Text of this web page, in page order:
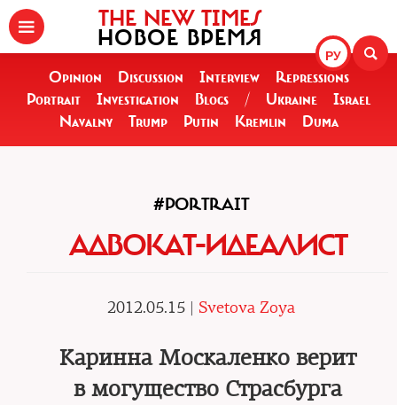
РУ
THE NEW TIMES
НОВОЕ ВРЕМЯ
Opinion Discussion Interview
Repressions
Portrait
Investigation Blogs / Ukraine
Israel
Navalny
Trump Putin Kremlin Duma
#PORTRAIT
АДВОКАТ-ИДЕАЛИСТ
2012.05.15 | Svetova Zoya
Каринна Москаленко верит
в могущество Страсбурга